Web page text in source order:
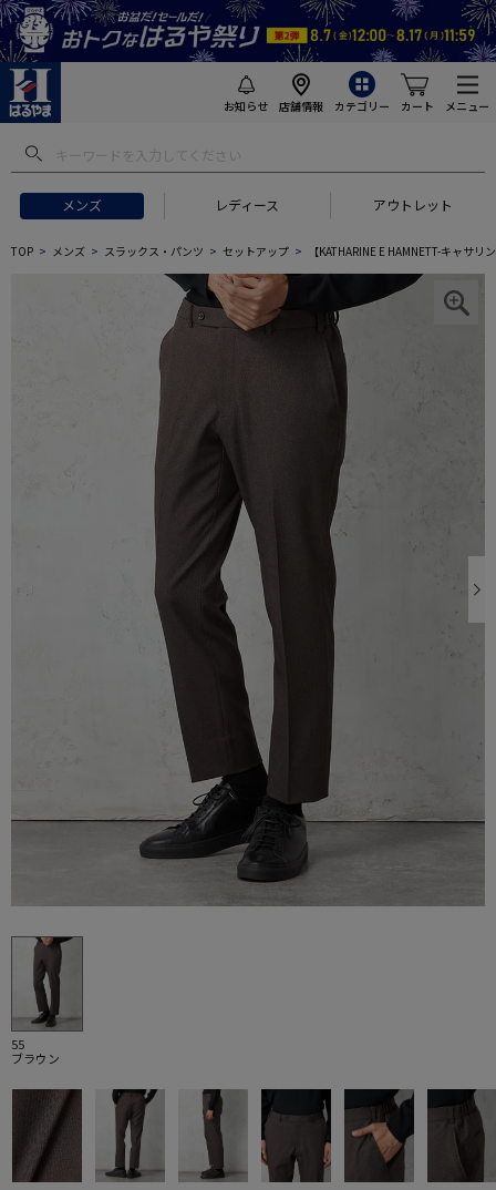
お知らせ 店舗情報 カテゴリー カート メニュー
メンズ レディース アウトレット
TOP メンズ スラックス・パンツ セットアップ 【KATHARINE E HAMNETT-キャサ
55
ブラウン